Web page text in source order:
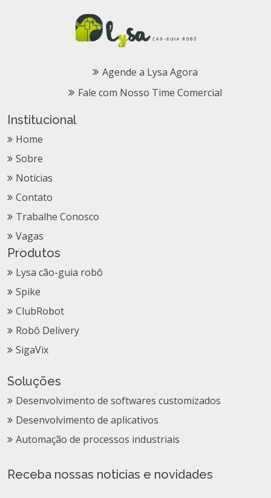
Agende a Lysa Agora
Fale com Nosso Time Comercial
Institucional
Home
Sobre
Notícias
Contato
Trabalhe Conosco
Vagas
Produtos
Lysa cão-guia robô
Spike
ClubRobot
Robô Delivery
SigaVix
Soluções
Desenvolvimento de softwares customizados
Desenvolvimento de aplicativos
Automação de processos industriais
Receba nossas noticias e novidades